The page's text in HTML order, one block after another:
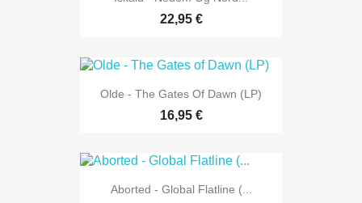
22,95 €
Olde - The Gates Of Dawn (LP)
16,95 €
Aborted - Global Flatline (...